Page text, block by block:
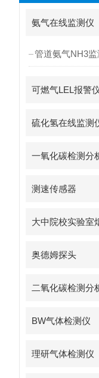
氨气在线监测仪
管道氨气NH3
可燃气LEL报警
硫化氢在线监测
一氧化碳检测分
测速传感器
大中院校实验室
奥德姆探头
二氧化碳检测分
BW气体检测仪
理研气体检测仪